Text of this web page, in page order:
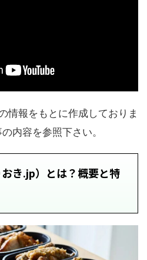
情報をもとに作成しておりま
内容を参照下さい。
き.jp）とは？概要と特